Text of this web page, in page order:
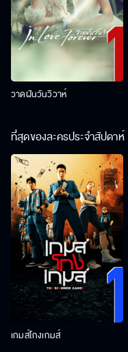
วาดฝันวันวิวาห์
ที่สุดของละครประจำสัปดาห์
เกมส์โกงเกมส์